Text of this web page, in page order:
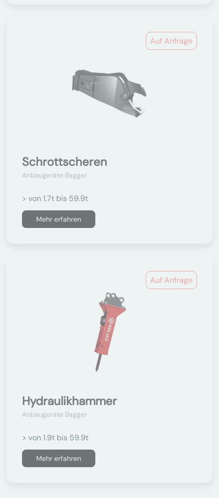
Auf Anfrage
Schrottscheren
Anbaugeräte Bagger
> von 1.7t bis 59.9t
Mehr erfahren
Auf Anfrage
Hydraulikhammer
Anbaugeräte Bagger
> von 1.9t bis 59.9t
Mehr erfahren